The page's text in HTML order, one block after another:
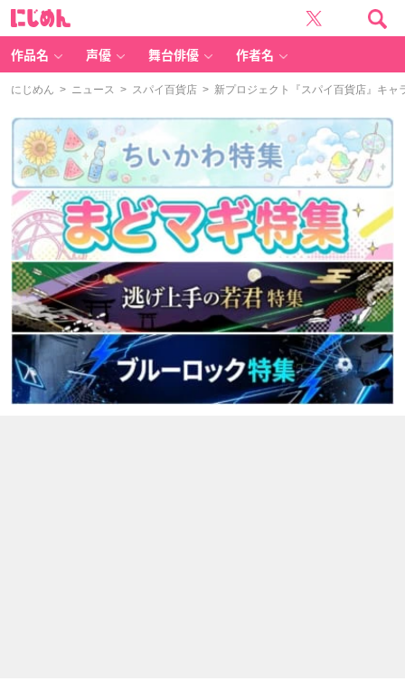
作品名 声優 舞台俳優 作者名
にじめん > ニュース > スパイ百貨店 > 新プロジェクト『スパイ百貨店』キャ